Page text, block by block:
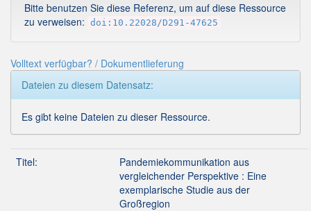
Bitte benutzen Sie diese Referenz, um auf diese Ressource
zu verweisen: doi:10.22028/D291-47625
Volltext verfügbar? / Dokumentlieferung
Dateien zu diesem Datensatz:
Es gibt keine Dateien zu dieser Ressource.
Titel:
Pandemiekommunikation aus
vergleichender Perspektive : Eine
exemplarische Studie aus der
Großregion